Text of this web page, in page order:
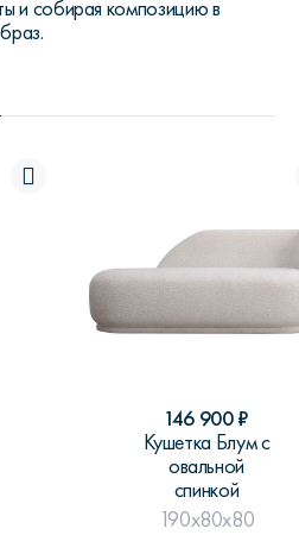
и собирая композицию в
146 900₽
Кушетка Блум с
овальной
спинкой
190x80x80